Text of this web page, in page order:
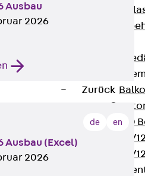
Zurück
ISOPRO®
ISOPRO® 120
ISOPRO® 80/
ISOPRO® 80/
Ausbau
2026
de en
Ausbau (Excel)
2026